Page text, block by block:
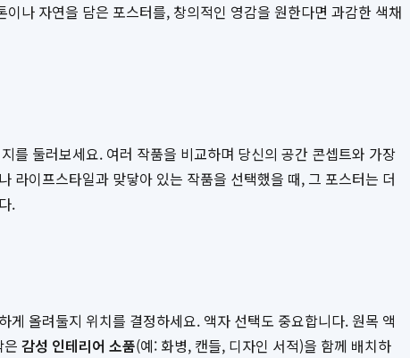
나 자연을 담은 포스터를, 창의적인 영감을 원한다면 과감한 색채
를 둘러보세요. 여러 작품을 비교하며 당신의 공간 콘셉트와 가장
라이프스타일과 맞닿아 있는 작품을 선택했을 때, 그 포스터는 더
.
올려둘지 위치를 결정하세요. 액자 선택도 중요합니다. 원목 액
감성 인테리어 소품(예: 화병, 캔들, 디자인 서적)을 함께 배치하